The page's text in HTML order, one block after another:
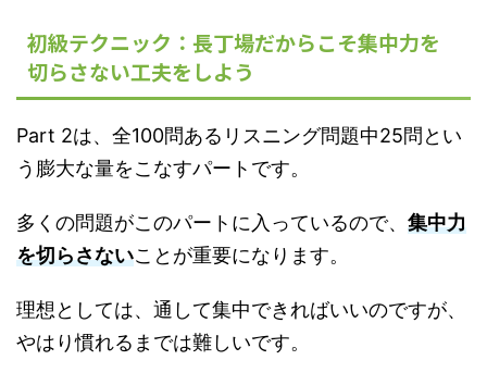
初級テクニック：長丁場だからこそ集中力を
切らさない工夫をしよう
Part 2は、全100問あるリスニング問題中25問とい
う膨大な量をこなすパートです。
多くの問題がこのパートに入っているので、 集中力
を切らさないことが重要になります。
理想としては、通して集中できればいいのですが、
やはり慣れるまでは難しいです。